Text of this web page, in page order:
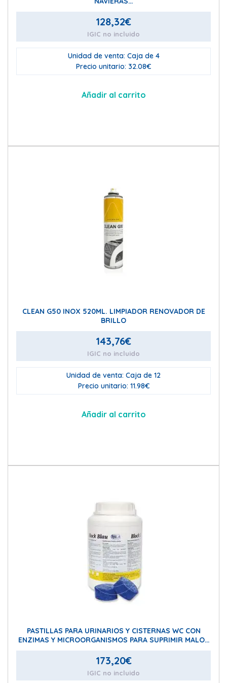
128,32€
IGIC no incluido
Unidad de venta: Caja de 4
Precio unitario: 32.08€
Añadir al carrito
CLEAN G50 INOX 520ML. LIMPIADOR RENOVADOR DE
BRILLO
143,76€
IGIC no incluido
Unidad de venta: Caja de 12
Precio unitario: 11.98€
Añadir al carrito
PASTILLAS PARA URINARIOS Y CISTERNAS WC CON
ENZIMAS Y MICROORGANISMOS PARA SUPRIMIR MALOS
OLORES 20 PASTILLAS BOTE
173,20€
IGIC no incluido